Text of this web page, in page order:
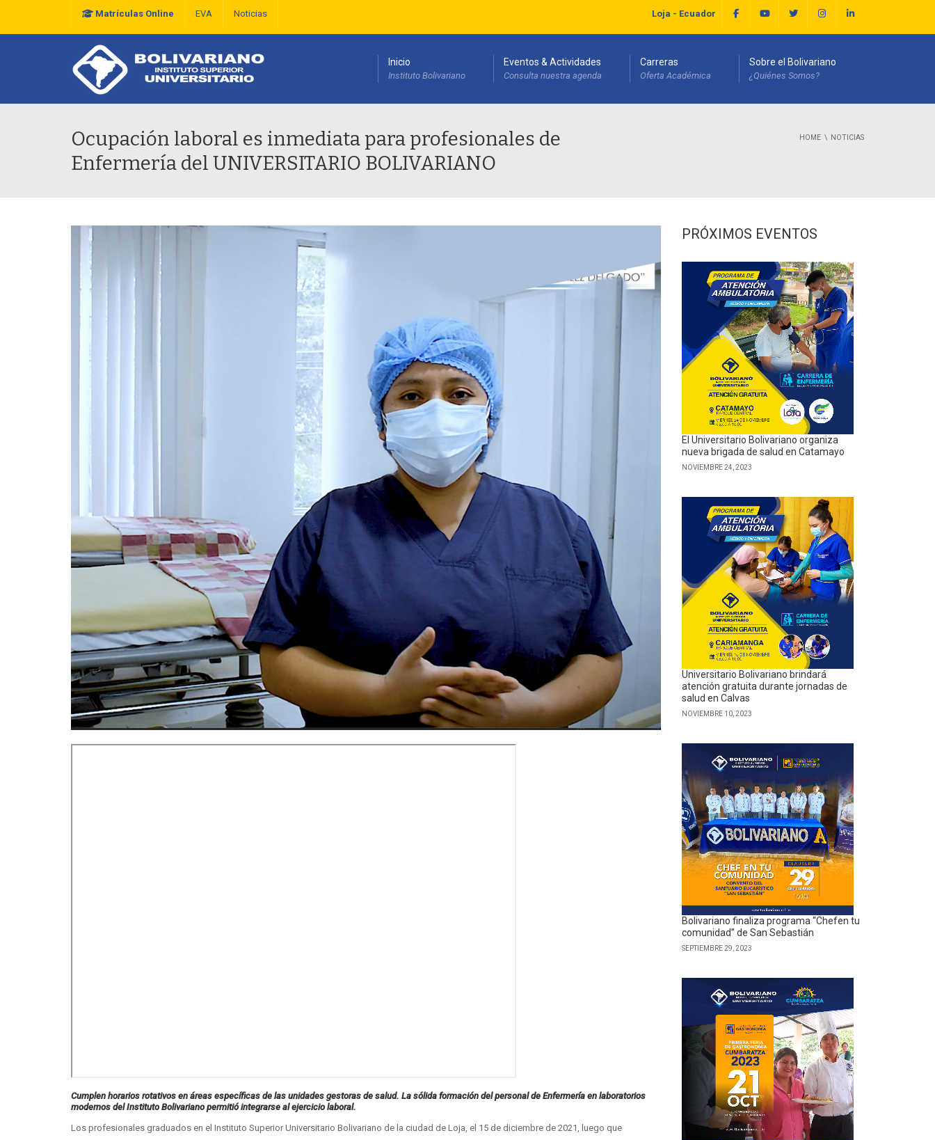
Matrículas Online EVA Noticias Loja - Ecuador
Inicio
Instituto Bolivariano
Eventos & Actividades
Consulta nuestra agenda
Carreras
Oferta Académica
Sobre el Bolivariano
¿Quiénes Somos?
Ocupación laboral es inmediata para profesionales de
Enfermería del UNIVERSITARIO BOLIVARIANO
HOME NOTICIAS
Cumplen horarios rotativos en áreas específicas de las unidades gestoras de salud. La sólida formación del personal de Enfermería en laboratorios
modernos del Instituto Bolivariano permitió integrarse al ejercicio laboral.
Los profesionales graduados en el Instituto Superior Universitario Bolivariano de la ciudad de Loja, el 15 de diciembre de 2021, luego que
PRÓXIMOS EVENTOS
El Universitario Bolivariano organiza
nueva brigada de salud en Catamayo
NOVIEMBRE 24, 2023
Universitario Bolivariano brindará
atención gratuita durante jornadas de
salud en Calvas
NOVIEMBRE 10, 2023
Bolivariano finaliza programa “Chefen tu
comunidad” de San Sebastián
SEPTIEMBRE 29, 2023